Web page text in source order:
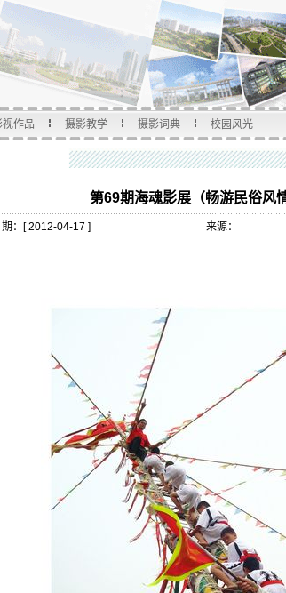
视作品 摄影教学 摄影词典 校园风光
第69期海魂影展（畅游民俗风
：[ 2012-04-17 ] 来源：